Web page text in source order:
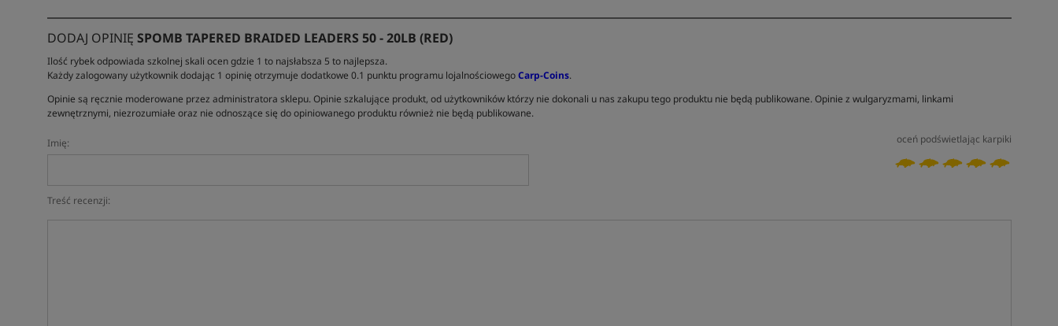
DODAJ OPINIĘ SPOMB TAPERED BRAIDED LEADERS 50 - 20LB (RED)
Ilość rybek odpowiada szkolnej skali ocen gdzie 1 to najsłabsza 5 to najlepsza.
Każdy zalogowany użytkownik dodając 1 opinię otrzymuje dodatkowe 0.1 punktu programu lojalnościowegoCarp-Coins.
Opinie są ręcznie moderowane przez administratora sklepu. Opinie szkalujące produkt, od użytkowników którzy nie dokonali u nas zakupu tego produktu nie będą publikowane. Opinie z wulgaryzmami, linkami
zewnętrznymi, niezrozumiałe oraz nie odnoszące się do opiniowanego produktu również nie będą publikowane.
oceń podświetlając karpiki
Imię:
Treść recenzji: